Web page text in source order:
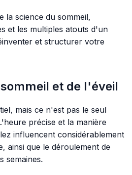
la science du sommeil,
et les multiples atouts d'un
et structurer votre
et de l'éveil
mais ce n'est pas le seul
précise et la manière
influencent considérablement
ainsi que le déroulement de
semaines.